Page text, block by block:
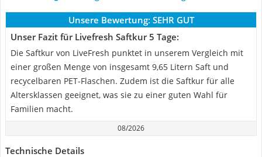
Unsere Bewertung: SEHR GUT
Unser Fazit für Livefresh Saftkur 5 Tage:
Die Saftkur von LiveFresh punktet in unserem Vergleich mit
einer großen Menge von insgesamt 9,65 Litern Saft und
recycelbaren PET-Flaschen. Zudem ist die Saftkur für alle
Altersklassen geeignet, was sie zu einer guten Wahl für
Familien macht.
08/2026
Technische Details